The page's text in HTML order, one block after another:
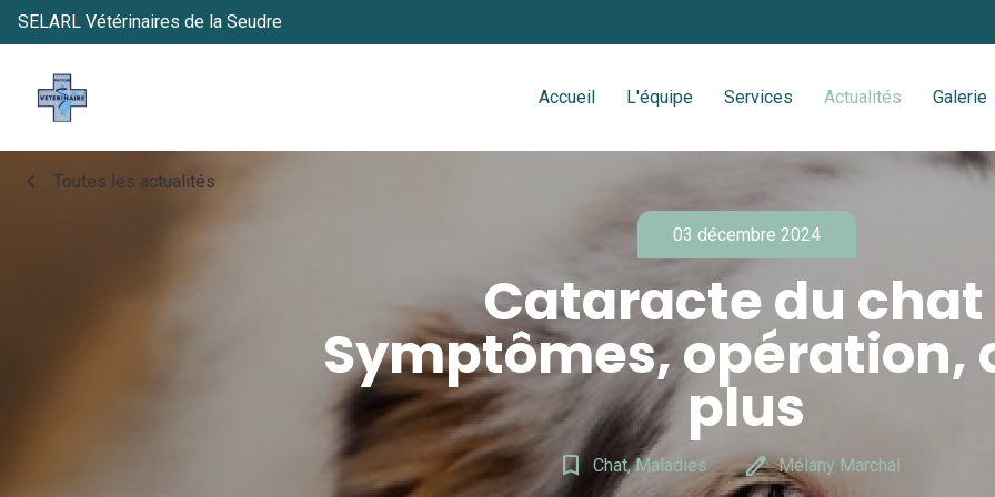
SELARL Vétérinaires de la Seudre
Accueil L'équipe Services Actualités Galerie
chevron_left Toutes les actualités
03 décembre 2024
Cataracte du chat
Symptômes, opération,
plus
bookmark_border Chat, Maladies edit Mélany Marchal